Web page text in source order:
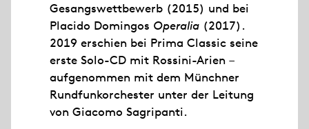
Gesangswettbewerb (2015) und bei
Placido Domingos Operalia (2017).
2019 erschien bei Prima Classic seine
erste Solo-CD mit Rossini-Arien –
aufgenommen mit dem Münchner
Rundfunkorchester unter der Leitung
von Giacomo Sagripanti.